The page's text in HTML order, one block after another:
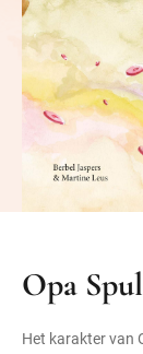
Opa
Het karakter van